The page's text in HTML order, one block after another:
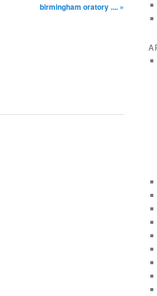
birmingham oratory .... »